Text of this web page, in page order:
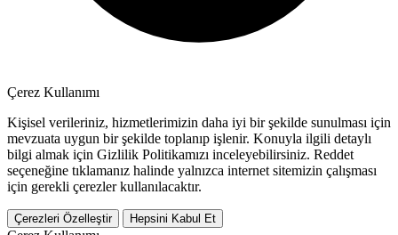
Çerez Kullanımı
Kişisel verileriniz, hizmetlerimizin daha iyi bir şekilde sunulması için
mevzuata uygun bir şekilde toplanıp işlenir. Konuyla ilgili detaylı
bilgi almak için Gizlilik Politikamızı inceleyebilirsiniz. Reddet
seçeneğine tıklamanız halinde yalnızca internet sitemizin çalışması
için gerekli çerezler kullanılacaktır.
Çerezleri Özelleştir Hepsini Kabul Et